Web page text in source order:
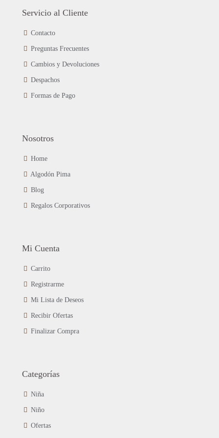
producto
opciones
elegir
producto
Servicio al Cliente
Contacto
Preguntas Frecuentes
Cambios y Devoluciones
Despachos
Formas de Pago
Nosotros
Home
Algodón Pima
Blog
Regalos Corporativos
Mi Cuenta
Carrito
Registrarme
Mi Lista de Deseos
Recibir Ofertas
Finalizar Compra
Categorías
Niña
Niño
Ofertas